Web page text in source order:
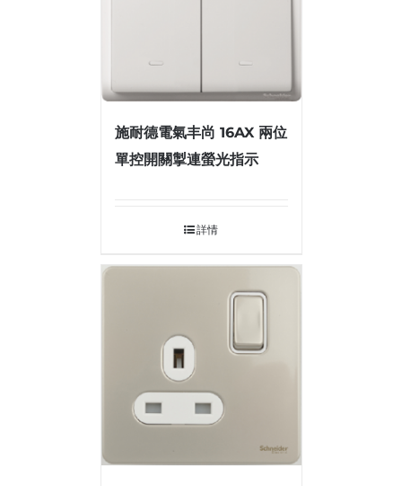
施耐德電氣丰尚 16AX 兩位
單控開關掣連螢光指示
詳情